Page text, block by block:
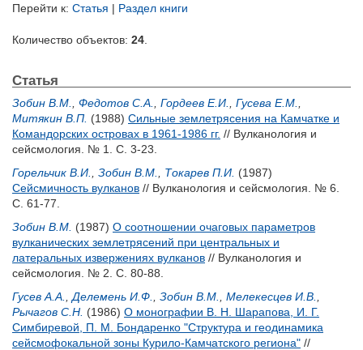
Перейти к: Статья | Раздел книги
Количество объектов: 24
Статья
Зобин В.М. Федотов С.А. Гордеев Е.И. Гусева Е.М.
Митякин В.П. (1988) Сильные землетрясения на Камчатке и
Командорских островах в 1961-1986 гг. // Вулканология и
сейсмология. № 1. С. 3-23.
Горельчик В.И.
Зобин В.М. Токарев П.И. (1987)
Сейсмичность вулканов // Вулканология и сейсмология. № 6.
С. 61-77.
Зобин В.М. (1987) О соотношении очаговых параметров
вулканических землетрясений при центральных и
латеральных извержениях вулканов // Вулканология и
сейсмология. № 2. С. 80-88.
Гусев А.А.
Делемень И.Ф. Зобин В.М. Мелекесцев И.В.
Рычагов С.Н. (1986) О монографии В. Н. Шарапова, И. Г.
Симбиревой, П. М. Бондаренко "Структура и геодинамика
сейсмофокальной зоны Курило-Камчатского региона" //